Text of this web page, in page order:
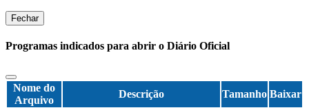
Fechar
Programas indicados para abrir o Diário Oficial
Nome do
Arquivo
Descrição Tamanho Baixar